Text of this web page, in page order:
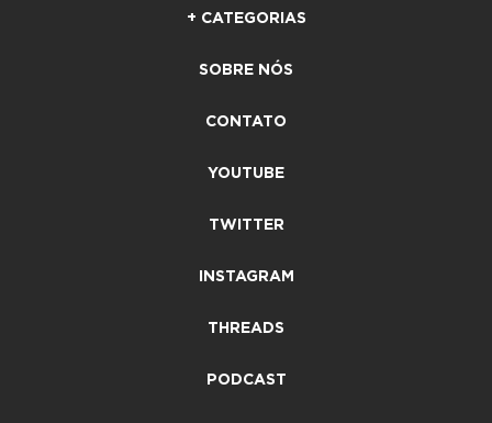
+ CATEGORIAS
SOBRE NÓS
CONTATO
YOUTUBE
TWITTER
INSTAGRAM
THREADS
PODCAST